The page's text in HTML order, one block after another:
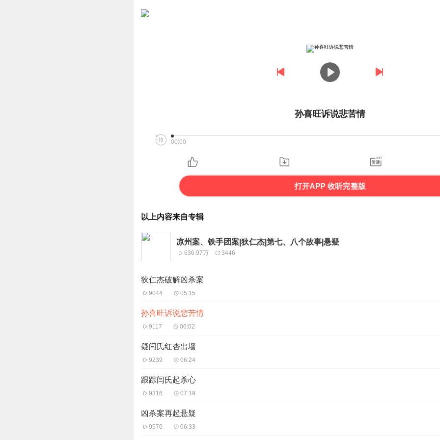
孙喜旺诉说悲苦情
00:00
打开APP 收听完整版
以上内容来自专辑
凉州案、铁手团案|狄仁杰|第七、八个故事|悬疑
636.97万 3446
狄仁杰破解凶杀案
9044 05:15
孙喜旺诉说悲苦情
9117 06:02
疑闫氏红杏出墙
9239 06:24
跟踪闫氏起杀心
9316 07:19
凶杀案再起悬疑
9570 06:33